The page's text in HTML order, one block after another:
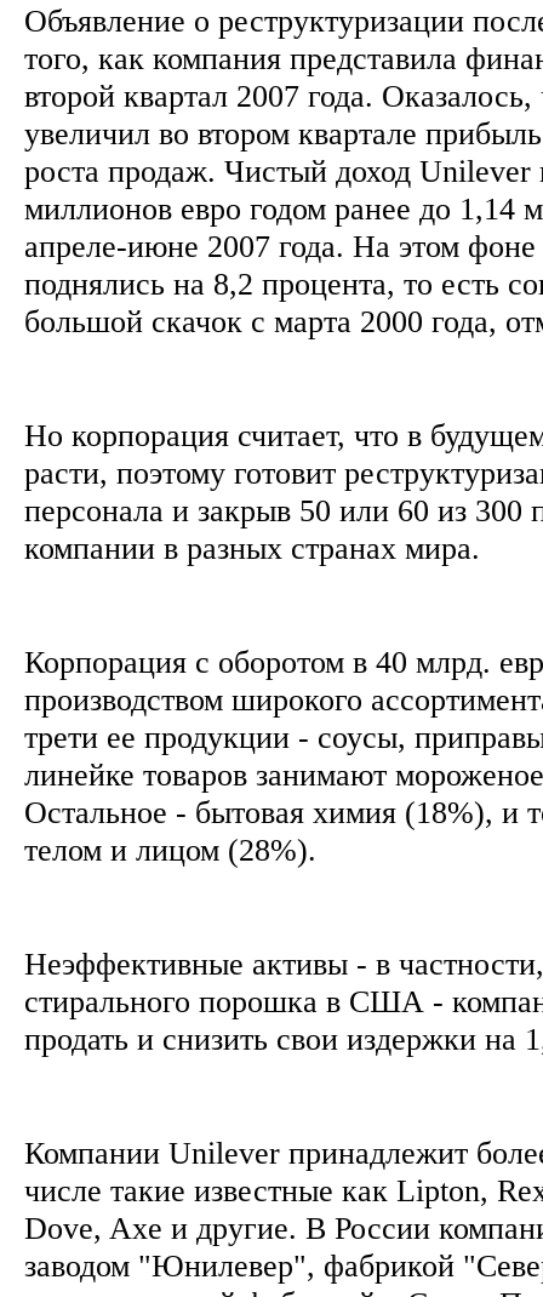
Объявление о реструктуризации
того, как компания представила
второй квартал 2007 года.
увеличил во втором квартале
роста продаж. Чистый доход Unilever
миллионов евро годом ранее до 1,14
апреле-июне 2007 года. На этом
поднялись на 8,2 процента, то есть
большой скачок с марта 2000 года,
Но корпорация считает, что в
расти, поэтому готовит
персонала и закрыв 50 или 60 из 300
компании в разных странах мира.
Корпорация с оборотом в 40 млрд.
производством широкого
трети ее продукции - соусы,
линейке товаров занимают
Остальное - бытовая химия (18%), и
телом и лицом (28%).
Неэффективные активы - в
стирального порошка в США -
продать и снизить свои издержки
Компании Unilever принадлежит
числе такие известные как Lipton,
Dove, Axe и другие. В России
заводом "Юнилевер", фабрикой